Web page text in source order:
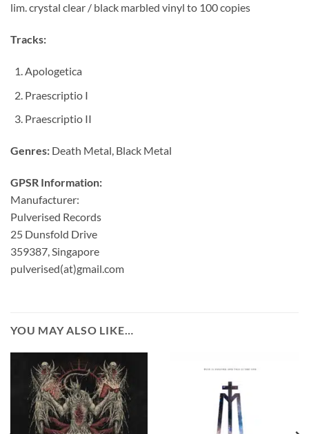
lim. crystal clear / black marbled vinyl to 100 copies
Tracks:
Apologetica
Praescriptio I
Praescriptio II
Genres: Death Metal, Black Metal
GPSR Information:
Manufacturer:
Pulverised Records
25 Dunsfold Drive
359387, Singapore
pulverised(at)gmail.com
YOU MAY ALSO LIKE…